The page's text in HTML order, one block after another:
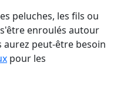
peluches, les fils ou
enroulés autour
aurez peut-être besoin
pour les